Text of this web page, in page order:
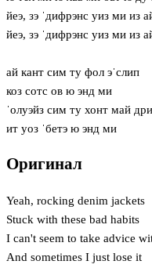
йеэ, зэ ˈдифрэнс уиз ми из
йеэ, зэ ˈдифрэнс уиз ми из
ай кант сим ту фол эˈслип
коз сотс ов ю энд ми
ˈолуэйз сим ту хонт май
ит уоз ˈбетэ ю энд ми
Оригинал
Yeah, rocking denim jackets
Stuck with these bad habits
I can't seem to take advice
And sometimes I just lose it